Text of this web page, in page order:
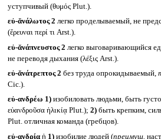
уступчивый (θυμός Plut.).
εὐ-ᾰνάλωτος 2 легко проделываемый, не
(ἔρευναι περί τι Arst.).
εὐ-ᾰνάπνευστος 2 легко выговаривающийся
не переводя дыхания (λέξις Arst.).
εὐ-ᾰνάτρεπτος 2 без труда опрокидываемый,
Cic.).
εὐ-ανδρέω 1)изобиловать людьми, быть
εὐανδροῦσα ἡλικίᾳ Plut.); 2)быть крепким,
Plut. отличная команда (гребцов).
εὐ-ανδρία ἡ 1)изобилие людей (преимущ.